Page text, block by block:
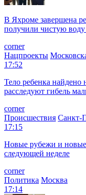
В Яхроме завершена
получили чистую
corner
Нацпроекты
17:52
Тело ребенка найдено
расследуют гибель
corner
Происшествия Санкт-
17:15
Новые рубежи и новые
следующей неделе
corner
Политика Москва
17:14